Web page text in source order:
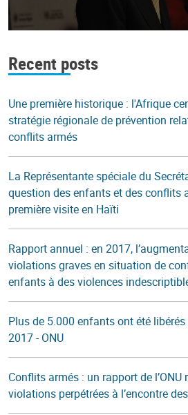
Recent posts
Une première historique : l'Afrique
stratégie régionale de prévention
conflits armés
La Représentante spéciale du
question des enfants et des conflits
première visite en Haïti
Rapport annuel : en 2017,
violations graves en situation de
enfants à des violences
Plus de 5.000 enfants ont été
2017 - ONU
Conflits armés : un rapport de l’ONU
violations perpétrées à l’encontre